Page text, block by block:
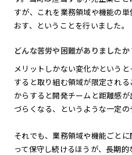
すが、これを業務領域や機能の
おす、ということを行いました。
どんな苦労や困難がありました
メリットしかない変化かという
すると取り組む領域が限定され
からすると開発チームと距離感
づらくなる、というような一定の
それでも、業務領域や機能ごと
って保守し続けるほうが、長期